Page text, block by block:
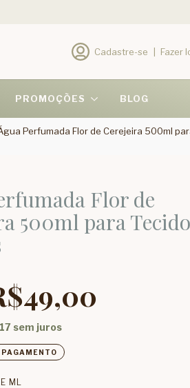
Cadastre-se Fazer
PROMOÇÕES BLOG
Perfumada Flor de Cerejeira 500ml
Flor de
500ml para
sem juros
ML